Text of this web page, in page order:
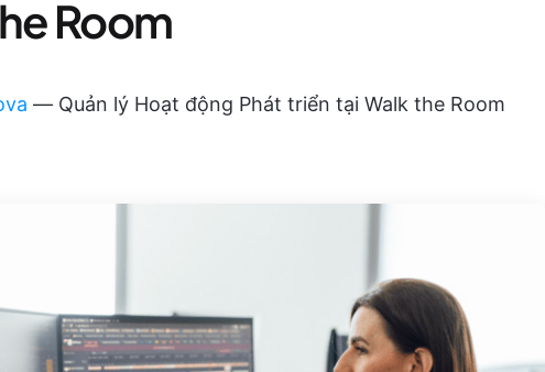
Room
— Quản lý Hoạt động Phát triển tại Walk the Room